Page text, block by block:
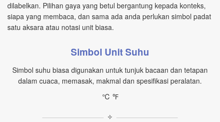
dilabelkan. Pilihan gaya yang betul bergantung kepada konteks,
siapa yang membaca, dan sama ada anda perlukan simbol padat
satu aksara atau notasi unit biasa.
Simbol Unit Suhu
Simbol suhu biasa digunakan untuk tunjuk bacaan dan tetapan
dalam cuaca, memasak, makmal dan spesifikasi peralatan.
℃ ℉
✧